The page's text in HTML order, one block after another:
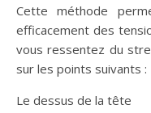
Cette méthode
efficacement des
vous ressentez du
sur les points suivants :
Le dessus de la tête